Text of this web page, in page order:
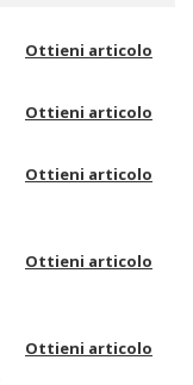
Ottieni articolo
Ottieni articolo
Ottieni articolo
Ottieni articolo
Ottieni articolo